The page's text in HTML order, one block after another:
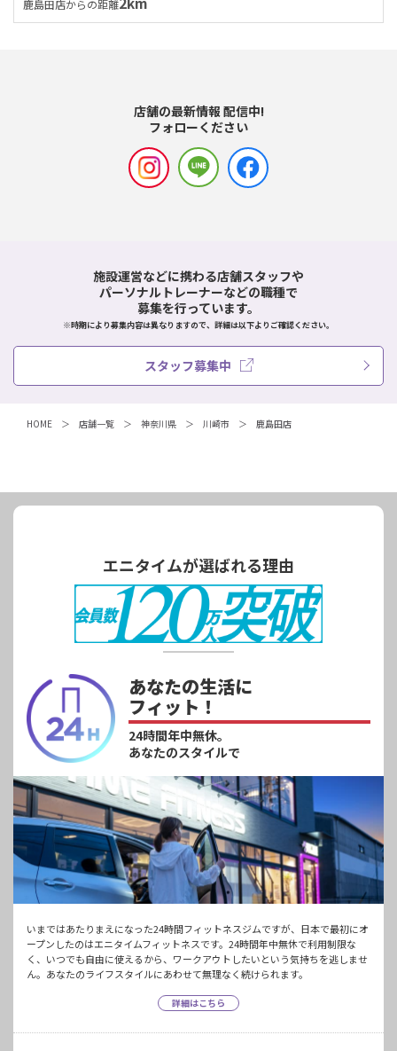
鹿島田店からの距離
店舗の最新情報 配信中!
フォローください
施設運営などに携わる店舗スタッフや
パーソナルトレーナーなどの職種で
募集を行っています。
※時期により募集内容は異なりますので、詳細は以下よりご確認ください。
スタッフ募集中
HOME 店舗一覧 神奈川県 川崎市 鹿島田店
エニタイムが選ばれる理由
あなたの生活に
フィット！
24時間年中無休。
あなたのスタイルで
いまではあたりまえになった24時間フィットネスジムですが、日本で最初にオ
ープンしたのはエニタイムフィットネスです。24時間年中無休で利用制限な
く、いつでも自由に使えるから、ワークアウトしたいという気持ちを逃しませ
ん。あなたのライフスタイルにあわせて無理なく続けられます。
詳細はこちら